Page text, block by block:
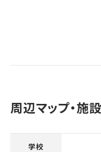
周辺マップ・施設
学校